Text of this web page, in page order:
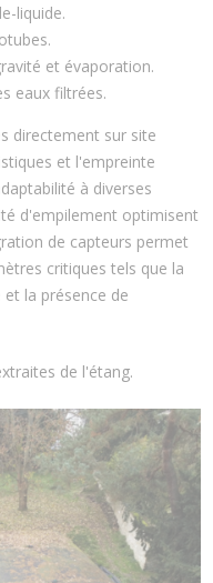
liquide.
et évaporation.
eaux filtrées.
directement sur site
et l'empreinte
à diverses
d'empilement optimisent
de capteurs permet
critiques tels que la
la présence de
de l'étang.